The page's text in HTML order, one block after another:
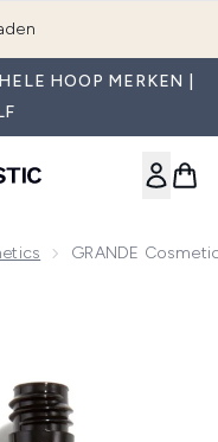
HOOP MERKEN |
GRANDE
GrandeLASH-